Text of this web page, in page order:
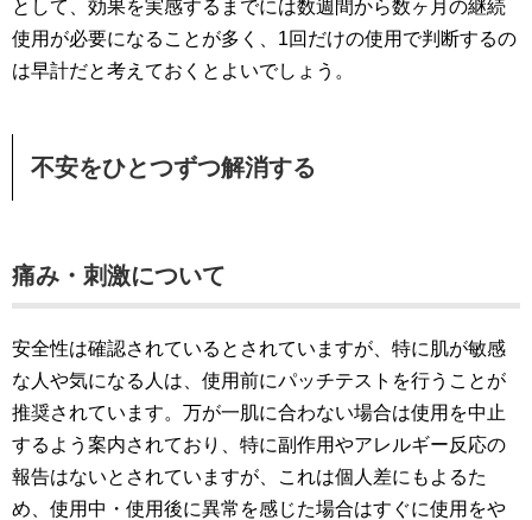
として、効果を実感するまでには数週間から数ヶ月の継続
使用が必要になることが多く、1回だけの使用で判断するの
は早計だと考えておくとよいでしょう。
不安をひとつずつ解消する
痛み・刺激について
安全性は確認されているとされていますが、特に肌が敏感
な人や気になる人は、使用前にパッチテストを行うことが
推奨されています。万が一肌に合わない場合は使用を中止
するよう案内されており、特に副作用やアレルギー反応の
報告はないとされていますが、これは個人差にもよるた
め、使用中・使用後に異常を感じた場合はすぐに使用をや